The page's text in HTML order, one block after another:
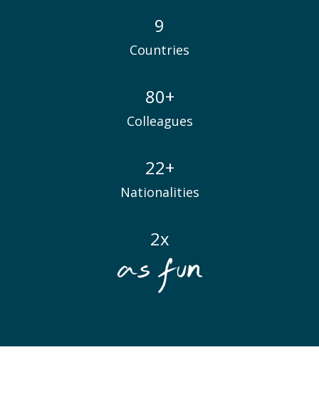
9
Countries
80+
Colleagues
22+
Nationalities
2x